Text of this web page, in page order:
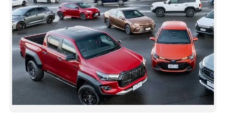
SPIRITUAL
INFO+
ART